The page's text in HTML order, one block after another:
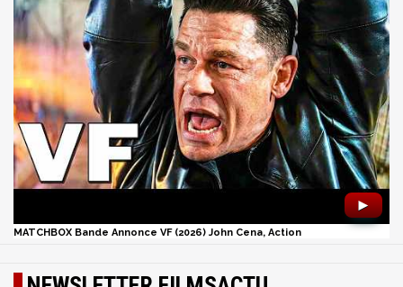
►
MATCHBOX Bande Annonce VF (2026) John Cena, Action